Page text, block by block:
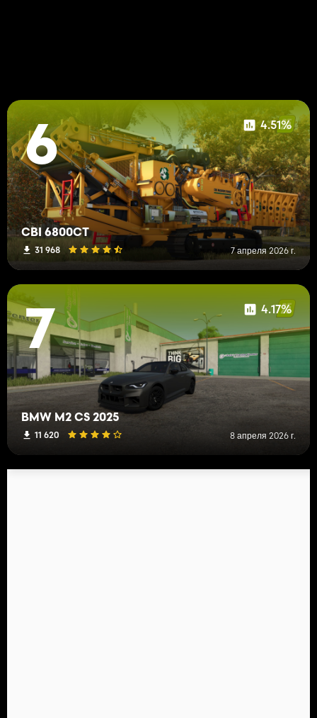
6 4.51%
CBI 6800CT
31 968 7 апреля 2026 г.
7 4.17%
BMW M2 CS 2025
11 620 8 апреля 2026 г.